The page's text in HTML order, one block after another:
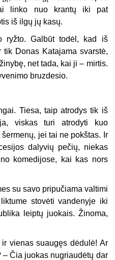
linko nuo krantų iki pat
iš ilgų jų kasų.
ryžto. Galbūt todėl, kad iš
Donas Katajama svarstė,
net tada, kai ji – mirtis.
bruzdesio.
Tiesa, taip atrodys tik iš
viskas turi atrodyti kuo
jei tai ne pokštas. Ir
dalyvių pečių, niekas
komedijose, kai kas nors
su savo pripučiama valtimi
stovėti vandenyje iki
leiptų juokais. Žinoma,
vienas suaugęs dėdulė! Ar
Čia juokas nugriaudėtų dar